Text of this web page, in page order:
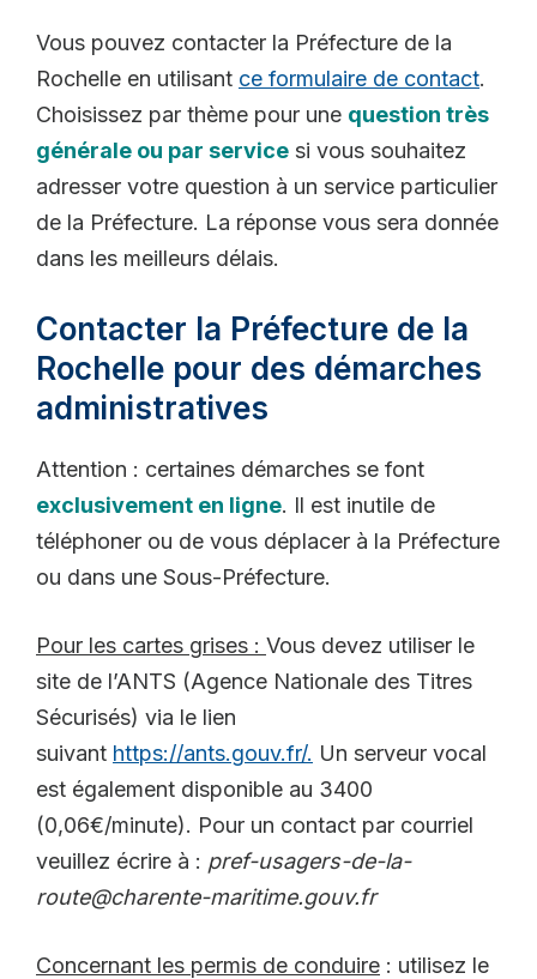
Vous pouvez contacter la Préfecture de la
Rochelle en utilisant ce formulaire de contact.
Choisissez par thème pour une question très
générale ou par service si vous souhaitez
adresser votre question à un service particulier
de la Préfecture. La réponse vous sera donnée
dans les meilleurs délais.
Contacter la Préfecture de la
Rochelle pour des démarches
administratives
Attention : certaines démarches se font
exclusivement en ligne. Il est inutile de
téléphoner ou de vous déplacer à la Préfecture
ou dans une Sous-Préfecture.
Pour les cartes grises : Vous devez utiliser le
site de l’ANTS (Agence Nationale des Titres
Sécurisés) via le lien
suivant https://ants.gouv.fr/. Un serveur vocal
est également disponible au 3400
(0,06€/minute). Pour un contact par courriel
veuillez écrire à : pref-usagers-de-la-
route@charente-maritime.gouv.fr
Concernant les permis de conduire : utilisez le